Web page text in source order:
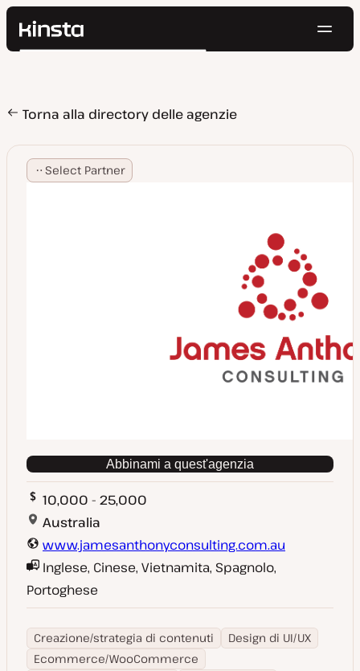
Kinsta®
Prezzi
Contatti
Cerca
Torna alla directory delle agenzie
Select Partner
Abbinami a quest'agenzia
10,000 - 25,000
Australia
www.jamesanthonyconsulting.com.au
Inglese, Cinese, Vietnamita, Spagnolo,
Portoghese
Creazione/strategia di contenuti
Design di UI/UX
Ecommerce/WooCommerce